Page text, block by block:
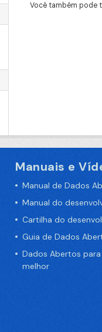
Você também pode
Manuais e
Manual de Dados
Manual do
Cartilha do
Guia de Dados
Dados Abertos
melhor